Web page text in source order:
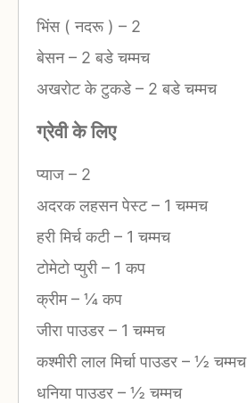
भिंस ( नदरू ) – 2
बेसन– 2 बडे चम्मच
अखरोट के टुकडे– 2 बडे चम्मच
ग्रेवी के लिए
प्याज – 2
अदरक ‌‌लहसन पेस्ट– 1 चम्मच
हरी मिर्च कटी– 1 चम्मच
टोमेटो प्युरी– 1 कप
क्रीम– ¼ कप
जीरा पाउडर – 1 चम्मच
कश्मीरी लाल मिर्चा पाउडर – ½ चम्मच
धनिया पाउडर – ½ चम्मच